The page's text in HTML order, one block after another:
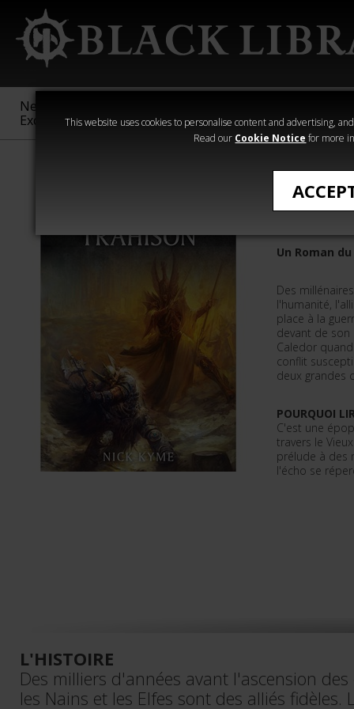
This website uses cookies to personalise content and advertising,
Read our Cookie Notice for more
New &
Exclusive
Sigmar
40,000
Heresy
Un Roman
Des
l'humanité,
place à la
devant de
Caledor
conflit
deux grandes
POURQUOI
C'est une
travers le
prélude à des
l'écho se
L'HISTOIRE
Des milliers d'années avant l'ascension
les Nains et les Elfes sont des alliés fidèles.